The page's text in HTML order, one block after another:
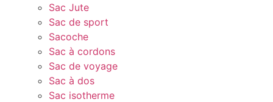
Sac Jute
Sac de sport
Sacoche
Sac à cordons
Sac de voyage
Sac à dos
Sac isotherme